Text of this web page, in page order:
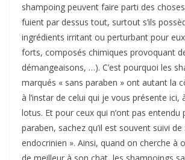
shampoing peuvent faire parti des
fuient par dessus tout, surtout s’ils
ingrédients irritant ou perturbant pour
forts, composés chimiques provoquant
démangeaisons, …). C’est pourquoi les
marqués « sans paraben » ont autant la
à l’instar de celui qui je vous présente ici,
lotus. Et pour ceux qui n’ont pas entendu
paraben, sachez qu’il est souvent suivi
endocrinien ». Ainsi, quand on cherche à
de meilleur à son chat, les shampoings